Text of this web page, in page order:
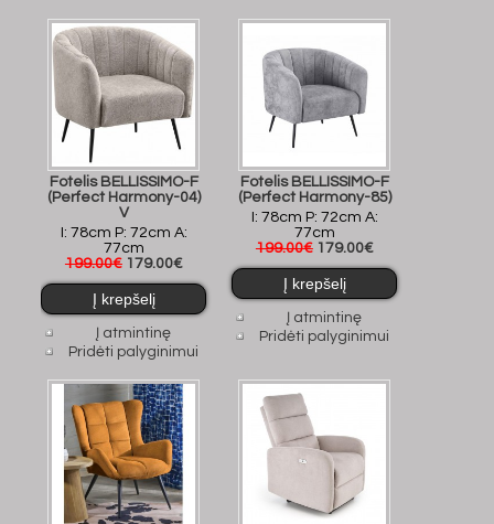
Fotelis BELLISSIMO-F
(Perfect Harmony-04)
V
I: 78cm P: 72cm A:
77cm
199.00€ 179.00€
Į atmintinę
Pridėti palyginimui
Fotelis BELLISSIMO-F
(Perfect Harmony-85)
I: 78cm P: 72cm A:
77cm
199.00€ 179.00€
Į atmintinę
Pridėti palyginimui